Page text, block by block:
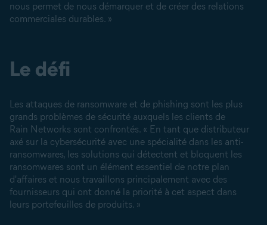
nous permet de nous démarquer et de créer des relations
commerciales durables. »
Le défi
Les attaques de ransomware et de phishing sont les plus
grands problèmes de sécurité auxquels les clients de
Rain Networks sont confrontés. « En tant que distributeur
axé sur la cybersécurité avec une spécialité dans les anti-
ransomwares, les solutions qui détectent et bloquent les
ransomwares sont un élément essentiel de notre plan
d'affaires et nous travaillons principalement avec des
fournisseurs qui ont donné la priorité à cet aspect dans
leurs portefeuilles de produits. »